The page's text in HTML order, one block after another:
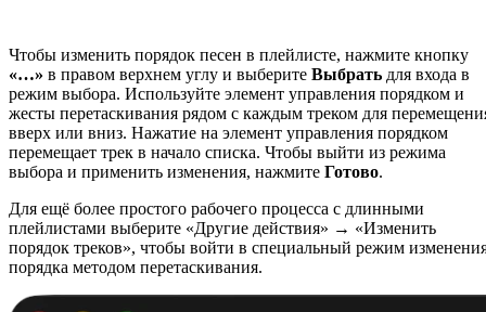
Чтобы изменить порядок песен в плейлисте, нажмите кнопку
«…» в правом верхнем углу и выберите Выбрать для входа в
режим выбора. Используйте элемент управления порядком и
жесты перетаскивания рядом с каждым треком для
вверх или вниз. Нажатие на элемент управления порядком
перемещает трек в начало списка. Чтобы выйти из режима
выбора и применить изменения, нажмите Готово.
Для ещё более простого рабочего процесса с длинными
плейлистами выберите «Другие действия» → «Изменить
порядок треков», чтобы войти в специальный режим
порядка методом перетаскивания.